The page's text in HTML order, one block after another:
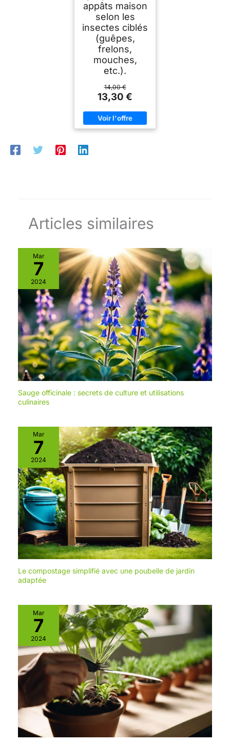
appâts maison
selon les
insectes ciblés
(guêpes,
frelons,
mouches,
etc.).
14,00 €
13,30 €
Articles similaires
Mar
7
2024
Sauge officinale : secrets de culture et utilisations
culinaires
Mar
7
2024
Le compostage simplifié avec une poubelle de jardin
adaptée
Mar
7
2024